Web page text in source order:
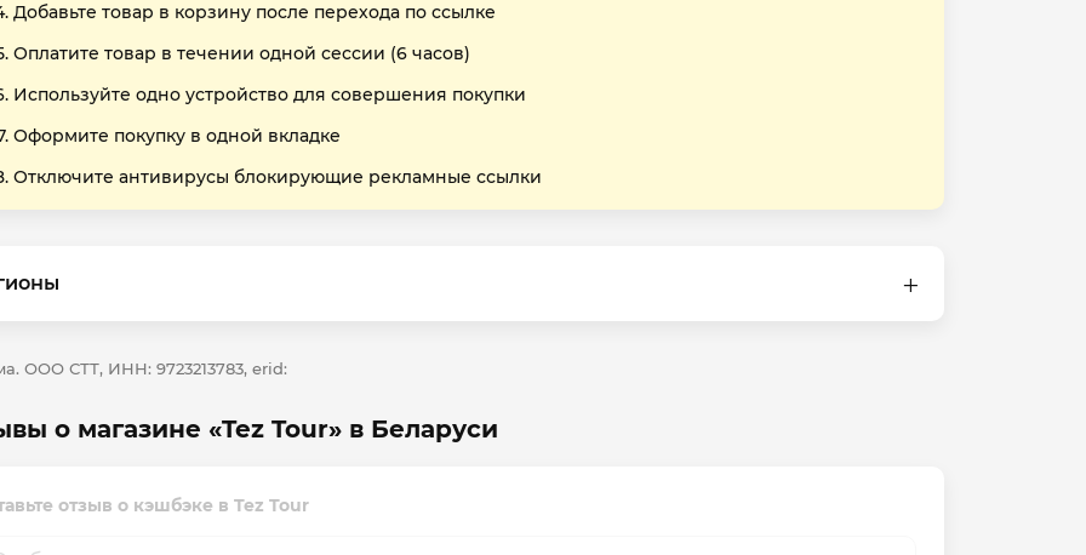
Добавьте товар в корзину после перехода по ссылке
Оплатите товар в течении одной сессии (6 часов)
Используйте одно устройство для совершения покупки
Оформите покупку в одной вкладке
Отключите антивирусы блокирующие рекламные ссылки
ООО СТТ, ИНН: 9723213783, erid:
о магазине «Tez Tour» в Беларуси
отзыв о кэшбэке в Tez Tour